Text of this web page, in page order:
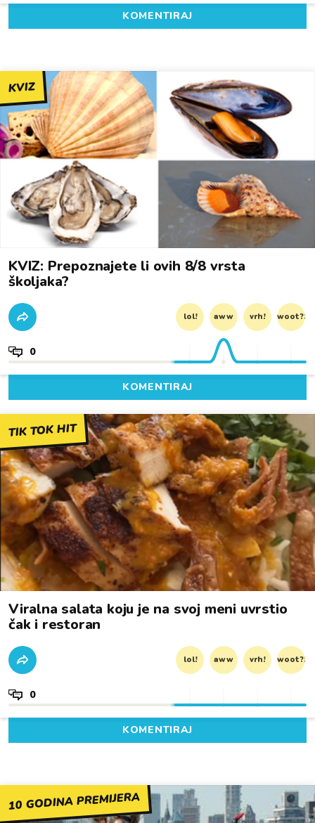
KOMENTIRAJ
KVIZ
KVIZ: Prepoznajete li ovih 8/8 vrsta
školjaka?
lol! aww vrh! woot?!
0
KOMENTIRAJ
TIK TOK HIT
Viralna salata koju je na svoj meni uvrstio
čak i restoran
lol! aww vrh! woot?!
0
KOMENTIRAJ
10 GODINA PREMIJERA